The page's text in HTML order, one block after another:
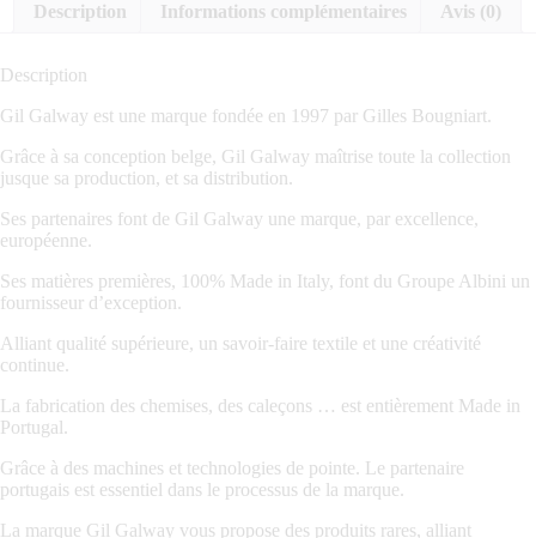
Description Informations complémentaires Avis (0)
Description
Gil Galway est une marque fondée en 1997 par Gilles Bougniart.
Grâce à sa conception belge, Gil Galway maîtrise toute la collection
jusque sa production, et sa distribution.
Ses partenaires font de Gil Galway une marque, par excellence,
européenne.
Ses matières premières, 100% Made in Italy, font du Groupe Albini un
fournisseur d’exception.
Alliant qualité supérieure, un savoir-faire textile et une créativité
continue.
La fabrication des chemises, des caleçons … est entièrement Made in
Portugal.
Grâce à des machines et technologies de pointe. Le partenaire
portugais est essentiel dans le processus de la marque.
La marque Gil Galway vous propose des produits rares, alliant